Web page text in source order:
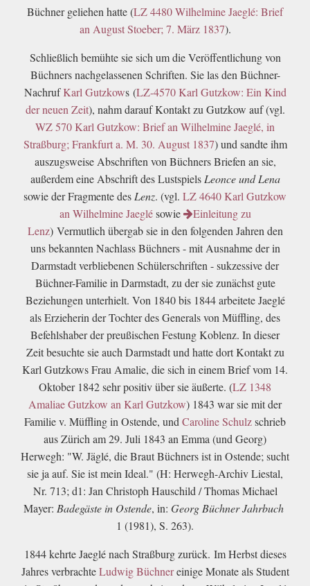
Büchner geliehen hatte (LZ 4480 Wilhelmine Jaeglé: Brief
an August Stoeber; 7. März 1837).
Schließlich bemühte sie sich um die Veröffentlichung von
Büchners nachgelassenen Schriften. Sie las den Büchner-
NachrufKarl Gutzkows (LZ-4570 Karl Gutzkow: Ein Kind
der neuen Zeit), nahm darauf Kontakt zu Gutzkow auf (vgl.
WZ 570 Karl Gutzkow: Brief an Wilhelmine Jaeglé, in
Straßburg; Frankfurt a. M. 30. August 1837) und sandte ihm
auszugsweise Abschriften von Büchners Briefen an sie,
außerdem eine Abschrift des Lustspiels Leonce und Lena
sowie der Fragmente des Lenz. (vgl. LZ 4640 Karl Gutzkow
an Wilhelmine Jaeglésowie
Einleitung zu
Lenz) Vermutlich übergab sie in den folgenden Jahren den
uns bekannten Nachlass Büchners - mit Ausnahme der in
Darmstadt verbliebenen Schülerschriften - sukzessive der
Büchner-Familie in Darmstadt, zu der sie zunächst gute
Beziehungen unterhielt. Von 1840 bis 1844 arbeitete Jaeglé
als Erzieherin der Tochter des Generals von Müffling, des
Befehlshaber der preußischen Festung Koblenz. In dieser
Zeit besuchte sie auch Darmstadt und hatte dort Kontakt zu
Karl Gutzkows Frau Amalie, die sich in einem Brief vom 14.
Oktober 1842 sehr positiv über sie äußerte. (LZ 1348
Amaliae Gutzkow an Karl Gutzkow) 1843 war sie mit der
Familie v. Müffling in Ostende, und Caroline Schulzschrieb
aus Zürich am 29. Juli 1843 an Emma (und Georg)
Herwegh: "W. Jäglé, die Braut Büchners ist in Ostende; sucht
sie ja auf. Sie ist mein Ideal." (H: Herwegh-Archiv Liestal,
Nr. 713; d1: Jan Christoph Hauschild / Thomas Michael
Mayer: Badegäste in Ostende, in: Georg Büchner Jahrbuch
1 (1981), S. 263).
1844 kehrte Jaeglé nach Straßburg zurück. Im Herbst dieses
Jahres verbrachteLudwig Büchnereinige Monate als Student